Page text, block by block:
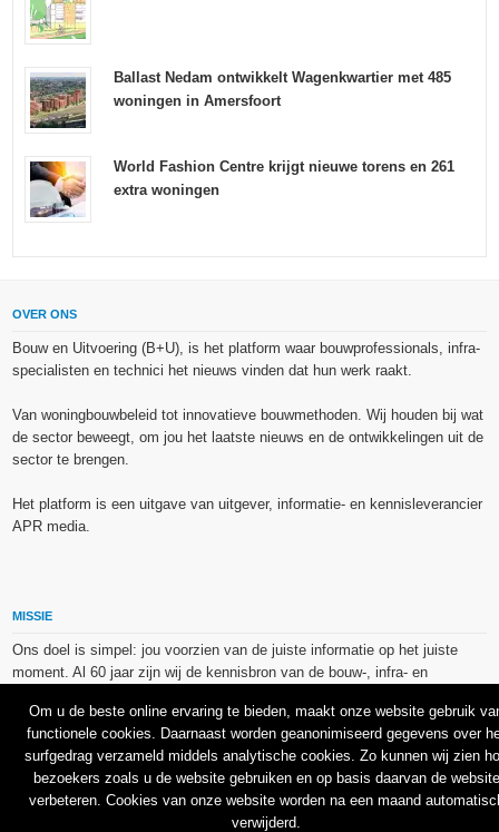
Ballast Nedam ontwikkelt Wagenkwartier met 485
woningen in Amersfoort
World Fashion Centre krijgt nieuwe torens en 261
extra woningen
OVER ONS
Bouw en Uitvoering (B+U), is het platform waar bouwprofessionals, infra-
specialisten en technici het nieuws vinden dat hun werk raakt.
Van woningbouwbeleid tot innovatieve bouwmethoden. Wij houden bij wat
de sector beweegt, om jou het laatste nieuws en de ontwikkelingen uit de
sector te brengen.
Het platform is een uitgave van uitgever, informatie- en kennisleverancier
APR media.
MISSIE
Ons doel is simpel: jou voorzien van de juiste informatie op het juiste
moment. Al 60 jaar zijn wij de kennisbron van de bouw-, infra- en
De op dit platform gebruikte afbeeldingen, illustraties en foto’s zijn ofwel
vrij van rechten verkregen via de bron van het betreffende bericht, of
binnen de aan APR media (groep) of BU media verschafte licentie(s) en
de daarmee verkregen rechten aangekocht bij Shutterstock en/of 123RF.
Om u de beste online ervaring te bieden, maakt onze website gebruik
functionele cookies. Daarnaast worden geanonimiseerd gegevens over
surfgedrag verzameld middels analytische cookies. Zo kunnen wij zien
bezoekers zoals u de website gebruiken en op basis daarvan de website
verbeteren. Cookies van onze website worden na een maand
verwijderd.